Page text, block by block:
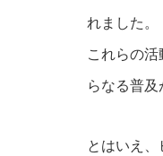
れました。
これらの
らなる普及
とはいえ